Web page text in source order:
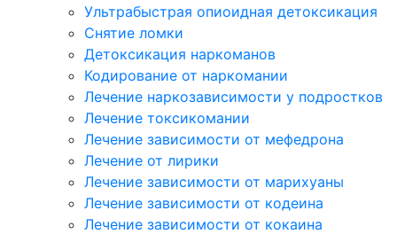
Ультрабыстрая опиоидная детоксикация
Снятие ломки
Детоксикация наркоманов
Кодирование от наркомании
Лечение наркозависимости у подростков
Лечение токсикомании
Лечение зависимости от мефедрона
Лечение от лирики
Лечение зависимости от марихуаны
Лечение зависимости от кодеина
Лечение зависимости от кокаина